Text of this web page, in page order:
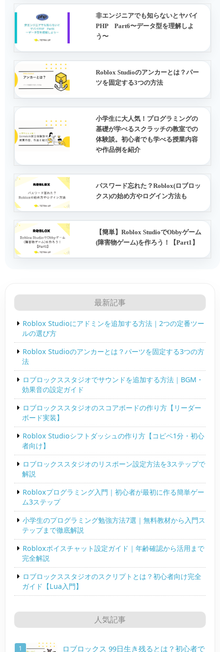
非エンジニアでも知らないとヤバイ
PHP Part6〜データ型を理解しよ
う〜
Roblox Studioのアンカーとは？パー
ツを固定する3つの方法
小学生に大人気！プログラミングの
基礎が学べるスクラッチの教室での
体験談。初心者でも学べる授業内容
や作品例を紹介
パスワード忘れた？Roblox(ロブロッ
クス)の始め方やログイン方法も
【簡単】Roblox StudioでObbyゲーム
(障害物ゲーム)を作ろう！【Part1】
最新記事
Roblox Studioにアドミンを追加する方法｜2つの定番ツー
ルの選び方
Roblox Studioのアンカーとは？パーツを固定する3つの方
法
ロブロックススタジオでサウンドを追加する方法｜BGM・
効果音の設定ガイド
ロブロックススタジオのスコアボードの作り方【リーダー
ボード実装】
Roblox Studioシフトダッシュの作り方【コピペ1分・初心
者向け】
ロブロックススタジオのリスポーン設定方法を3ステップで
解説
Robloxプログラミング入門｜初心者が最初に作る簡単ゲー
ム3ステップ
小学生のプログラミング勉強方法7選｜無料教材から入門ス
テップまで徹底解説
Robloxボイスチャット設定ガイド｜年齢確認から活用まで
完全解説
ロブロックススタジオのスクリプトとは？初心者向け完全
ガイド【Lua入門】
人気記事
ロブロックス 99日生き残るとは？初心者で